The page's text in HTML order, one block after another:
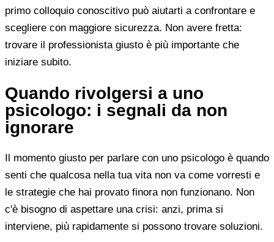
primo colloquio conoscitivo può aiutarti a confrontare e
scegliere con maggiore sicurezza. Non avere fretta:
trovare il professionista giusto è più importante che
iniziare subito.
Quando rivolgersi a uno
psicologo: i segnali da non
ignorare
Il momento giusto per parlare con uno psicologo è quando
senti che qualcosa nella tua vita non va come vorresti e
le strategie che hai provato finora non funzionano. Non
c'è bisogno di aspettare una crisi: anzi, prima si
interviene, più rapidamente si possono trovare soluzioni.